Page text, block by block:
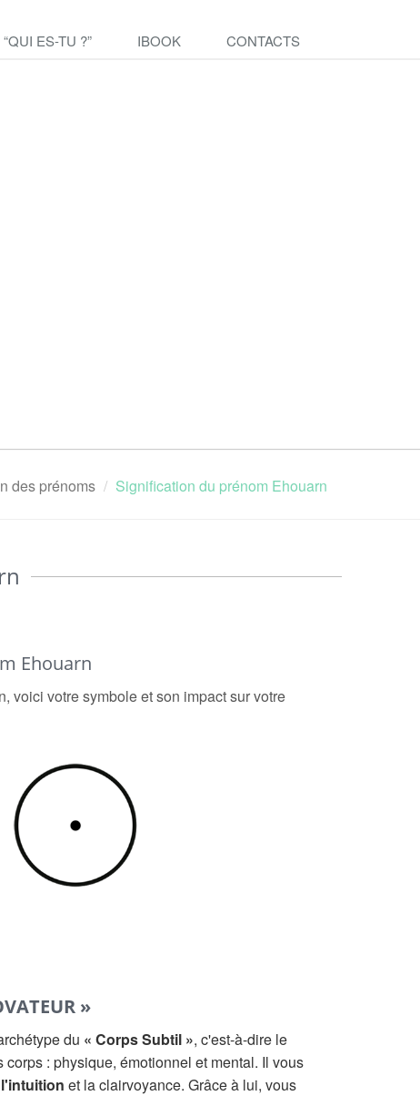
“QUI ES-TU ?” IBOOK CONTACTS
des prénoms Signification du prénom Ehouarn
Ehouarn
voici votre symbole et son impact sur votre
»
du « Corps Subtil », c'est-à-dire le
: physique, émotionnel et mental. Il vous
l'intuition et la clairvoyance. Grâce à lui, vous